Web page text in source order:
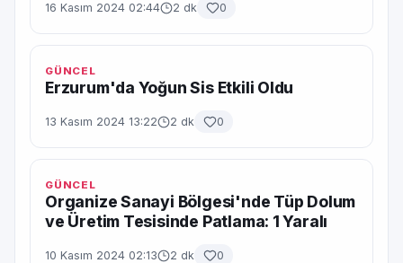
16 Kasım 2024 02:44 2 dk 0
GÜNCEL
Erzurum'da Yoğun Sis Etkili Oldu
13 Kasım 2024 13:22 2 dk 0
GÜNCEL
Organize Sanayi Bölgesi'nde Tüp Dolum
ve Üretim Tesisinde Patlama: 1 Yaralı
10 Kasım 2024 02:13 2 dk 0